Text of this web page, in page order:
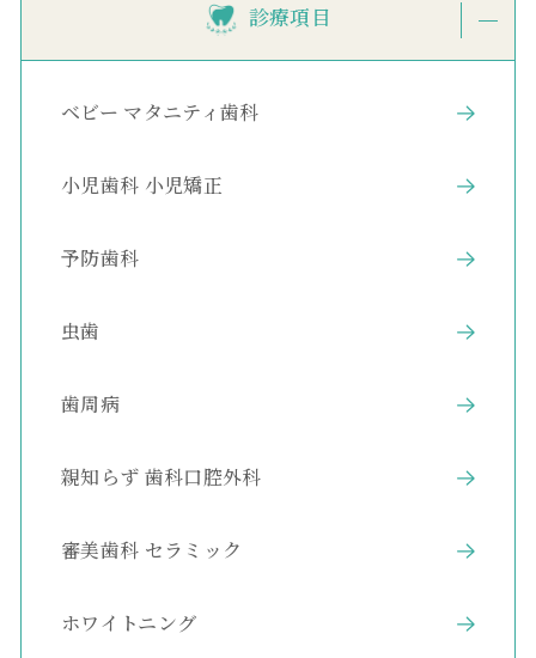
診療項目
ベビー マタニティ歯科
小児歯科 小児矯正
予防歯科
虫歯
歯周病
親知らず 歯科口腔外科
審美歯科 セラミック
ホワイトニング